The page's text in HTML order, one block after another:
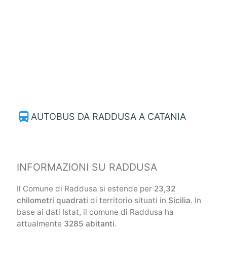
directions_bus AUTOBUS DA RADDUSA A CATANIA
INFORMAZIONI SU RADDUSA
Il Comune di Raddusa si estende per 23,32
chilometri quadrati di territorio situati in Sicilia. In
base ai dati Istat, il comune di Raddusa ha
attualmente 3285 abitanti.